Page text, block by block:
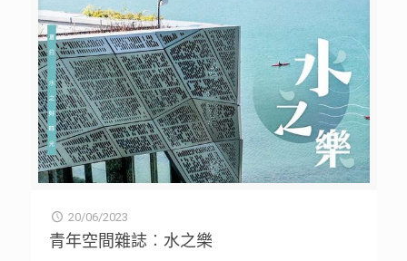
20/06/2023
青年空間雜誌︰水之樂